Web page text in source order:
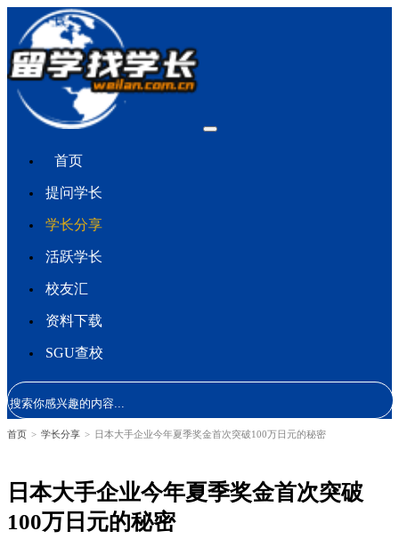
首页
提问学长
学长分享
活跃学长
校友汇
资料下载
SGU查校
首页 > 学长分享 > 日本大手企业今年夏季奖金首次突破100万日元的秘密
日本大手企业今年夏季奖金首次突破
100万日元的秘密